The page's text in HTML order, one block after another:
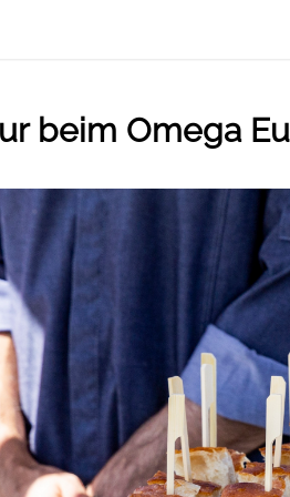
beim Omega